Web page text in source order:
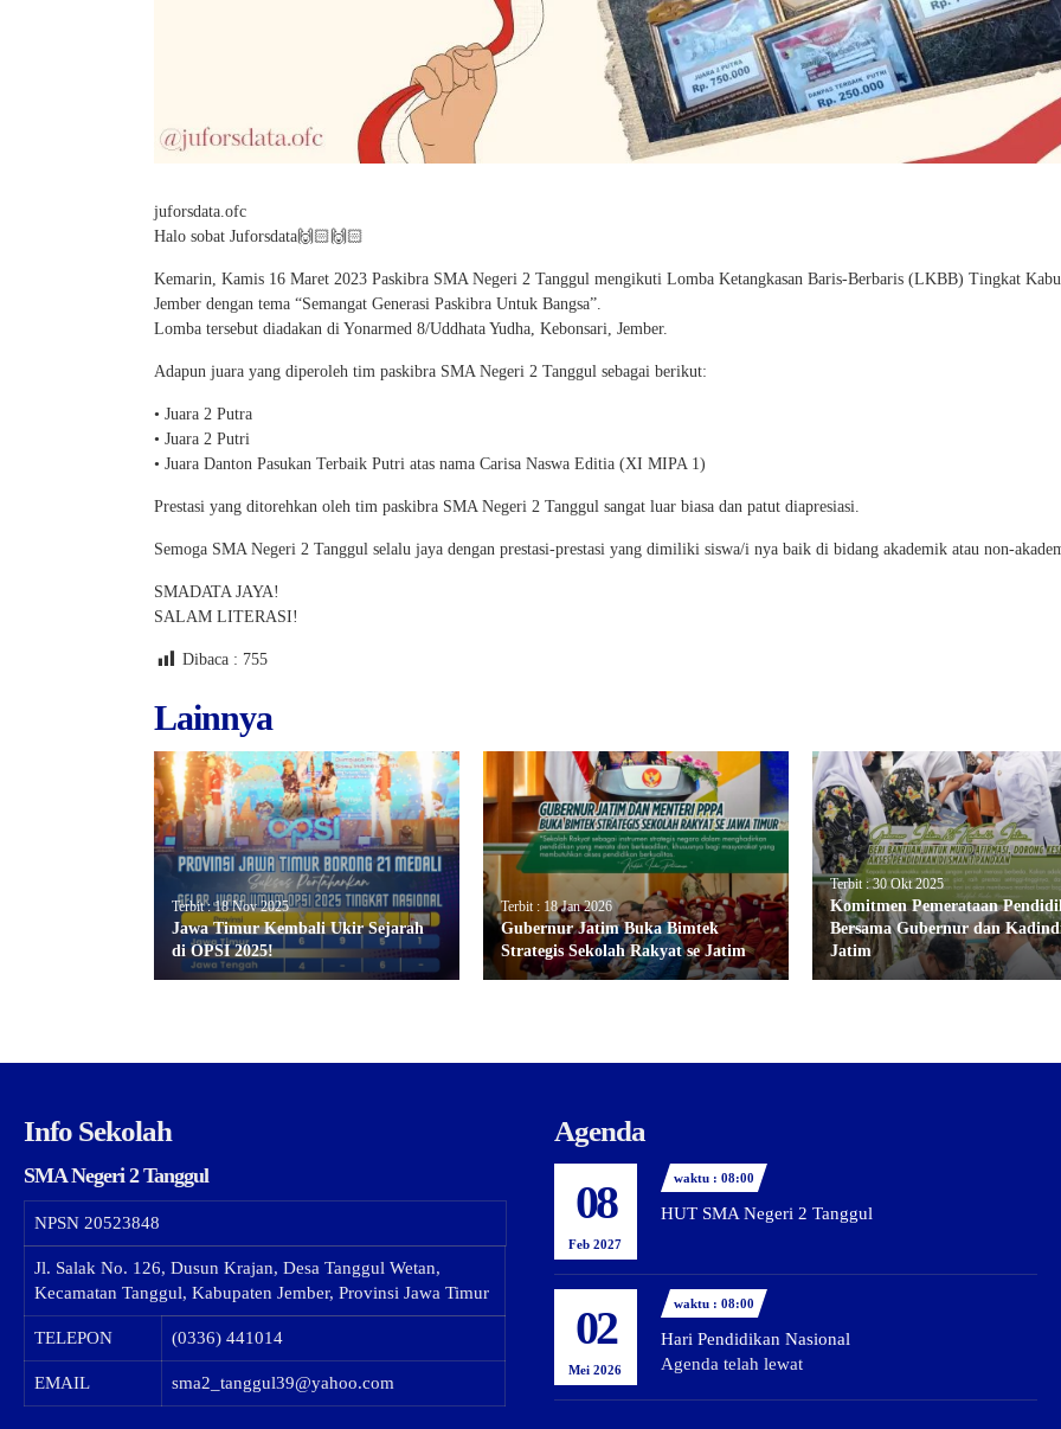
juforsdata.ofc
Halo sobat Juforsdata🙌🏻🙌🏻
Kemarin, Kamis 16 Maret 2023 Paskibra SMA Negeri 2 Tanggul mengikuti Lomba Ketangkasan Baris-Berbaris (LKBB) Tingkat
Jember dengan tema “Semangat Generasi Paskibra Untuk Bangsa”.
Lomba tersebut diadakan di Yonarmed 8/Uddhata Yudha, Kebonsari, Jember.
Adapun juara yang diperoleh tim paskibra SMA Negeri 2 Tanggul sebagai berikut:
• Juara 2 Putra
• Juara 2 Putri
• Juara Danton Pasukan Terbaik Putri atas nama Carisa Naswa Editia (XI MIPA 1)
Prestasi yang ditorehkan oleh tim paskibra SMA Negeri 2 Tanggul sangat luar biasa dan patut diapresiasi.
Semoga SMA Negeri 2 Tanggul selalu jaya dengan prestasi-prestasi yang dimiliki siswa/i nya baik di bidang akademik atau non-
SMADATA JAYA!
SALAM LITERASI!
Dibaca : 755
Lainnya
Terbit : 18 Nov 2025
Jawa Timur Kembali Ukir Sejarah
di OPSI 2025!
Terbit : 18 Jan 2026
Gubernur Jatim Buka Bimtek
Strategis Sekolah Rakyat se Jatim
Terbit : 30 Okt 2025
Komitmen Pemerataan
Bersama Gubernur dan
Jatim
Info Sekolah
SMA Negeri 2 Tanggul
NPSN 20523848
Jl. Salak No. 126, Dusun Krajan, Desa Tanggul Wetan,
Kecamatan Tanggul, Kabupaten Jember, Provinsi Jawa Timur
TELEPON (0336) 441014
EMAIL sma2_tanggul39@yahoo.com
Agenda
08
Feb 2027
waktu : 08:00
HUT SMA Negeri 2 Tanggul
02
Mei 2026
waktu : 08:00
Hari Pendidikan Nasional
Agenda telah lewat